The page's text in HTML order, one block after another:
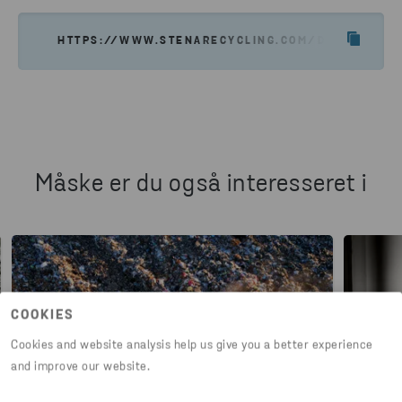
COOKIES
Cookies and website analysis help us give you a better experience
and improve our website.
HTTPS://WWW.STENARECYCLING.COM/DA/
Måske er du også interesseret i